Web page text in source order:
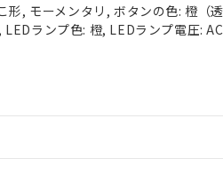
, モーメンタリ, ボタンの色: 橙（
ランプ色: 橙, LEDランプ電圧: